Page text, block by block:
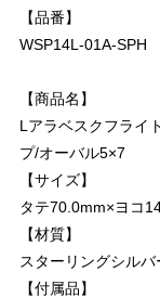
【品番】
WSP14L-01A-SPH
【商品名】
Lアラベスクフライ
プ/オーバル5×7
【サイズ】
タテ70.0mm×ヨコ
【材質】
スターリングシルバ
【付属品】